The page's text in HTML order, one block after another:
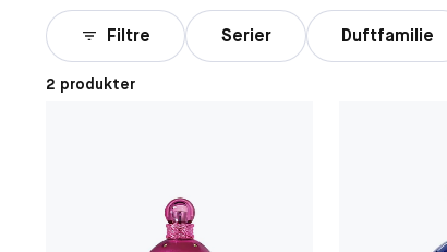
Filtre Serier Duftfamilie
2 produkter